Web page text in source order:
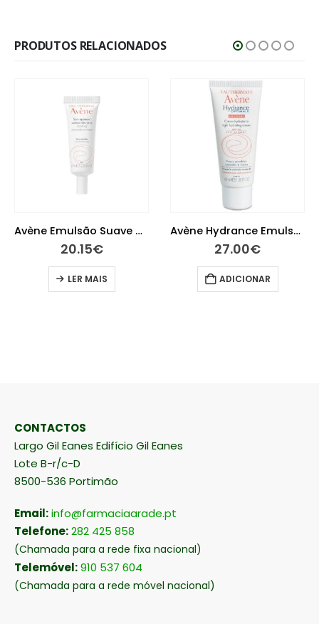
PRODUTOS RELACIONADOS
Avène Emulsão Suave Olhos 10 ml
20.15€
LER MAIS
Avène Hydrance Emulsão UV Suave 40 ml
27.00€
ADICIONAR
CONTACTOS
Largo Gil Eanes Edifício Gil Eanes
Lote B-r/c-D
8500-536 Portimão
Email:info@farmaciaarade.pt
Telefone:282 425 858
(Chamada para a rede fixa nacional)
Telemóvel:910 537 604
(Chamada para a rede móvel nacional)